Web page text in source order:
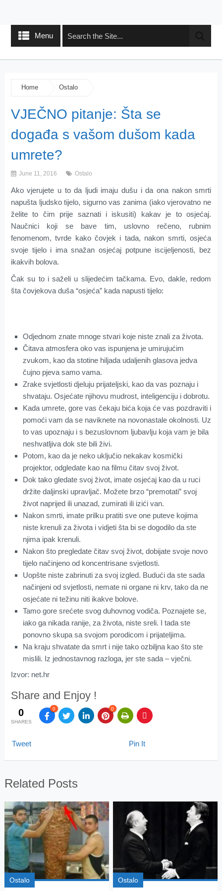
Menu
Home Ostalo
VJEČNO pitanje: Šta se
događa s vašom dušom kada
umrete?
June 11, 2016 Ostalo
Ako vjerujete u to da ljudi imaju dušu i da ona nakon smrti
napušta ljudsko tijelo, sigurno vas zanima (iako vjerovatno ne
želite to čim prije saznati i iskusiti) kakav je to osjećaj.
Naučnici koji se bave tim, uslovno rečeno, rubnim
fenomenom, tvrde kako čovjek i tada, nakon smrti, osjeća
svoje tijelo i ima snažan osjećaj potpune iscijeljenosti, bez
ikakvih bolova.
Čak su to i saželi u slijedećim tačkama. Evo, dakle, redom
šta čovjekova duša “osjeća” kada napusti tijelo:
Odjednom znate mnoge stvari koje niste znali za života.
Čitava atmosfera oko vas ispunjena je umirujućim
zvukom, kao da stotine hiljada udaljenih glasova jedva
čujno pjeva samo vama.
Zrake svjetlosti djeluju prijateljski, kao da vas poznaju i
shvataju. Osjećate njihovu mudrost, inteligenciju i dobrotu.
Kada umrete, gore vas čekaju bića koja će vas pozdraviti i
pomoći vam da se naviknete na novonastale okolnosti. Uz
to vas upoznaju i s bezuslovnom ljubavlju koja vam je bila
neshvatljiva dok ste bili živi.
Potom, kao da je neko uključio nekakav kosmički
projektor, odgledate kao na filmu čitav svoj život.
Dok tako gledate svoj život, imate osjećaj kao da u ruci
držite daljinski upravljač. Možete brzo “premotati” svoj
život naprijed ili unazad, zumirati ili izići van.
Nakon smrti, imate prilku pratiti sve one puteve kojima
niste krenuli za života i vidjeti šta bi se dogodilo da ste
njima ipak krenuli.
Nakon što pregledate čitav svoj život, dobijate svoje novo
tijelo načinjeno od koncentrisane svjetlosti.
Uopšte niste zabrinuti za svoj izgled. Budući da ste sada
načinjeni od svjetlosti, nemate ni organe ni krv, tako da ne
osjećate ni težinu niti ikakve bolove.
Tamo gore srećete svog duhovnog vodiča. Poznajete se,
iako ga nikada ranije, za života, niste sreli. I tada ste
ponovno skupa sa svojom porodicom i prijateljima.
Na kraju shvatate da smrt i nije tako ozbiljna kao što ste
mislili. Iz jednostavnog razloga, jer ste sada – vječni.
Izvor: net.hr
Share and Enjoy !
0
SHARES
0 0
Tweet Pin It
Related Posts
Ostalo Ostalo